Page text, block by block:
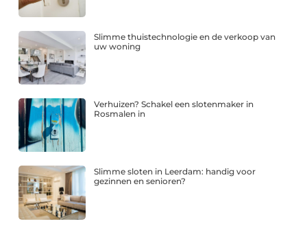
Slimme thuistechnologie en de verkoop van
uw woning
Verhuizen? Schakel een slotenmaker in
Rosmalen in
Slimme sloten in Leerdam: handig voor
gezinnen en senioren?